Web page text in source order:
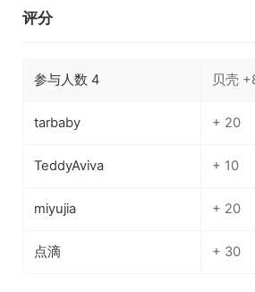
评分
参与人数 4 贝壳
tarbaby + 20
TeddyAviva + 10
miyujia + 20
点滴 + 30